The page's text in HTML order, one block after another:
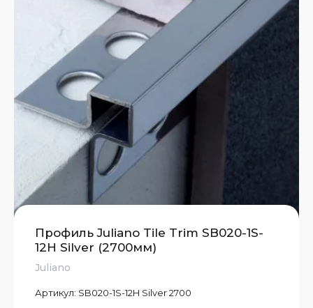
Профиль Juliano Tile Trim SB020-1S-
12H Silver (2700мм)
Juliano
Артикул: SB020-1S-12H Silver 2700